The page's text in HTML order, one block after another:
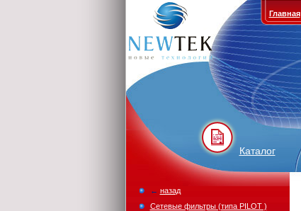
Главная
Каталог
← назад
Сетевые фильтры (типа PILOT )